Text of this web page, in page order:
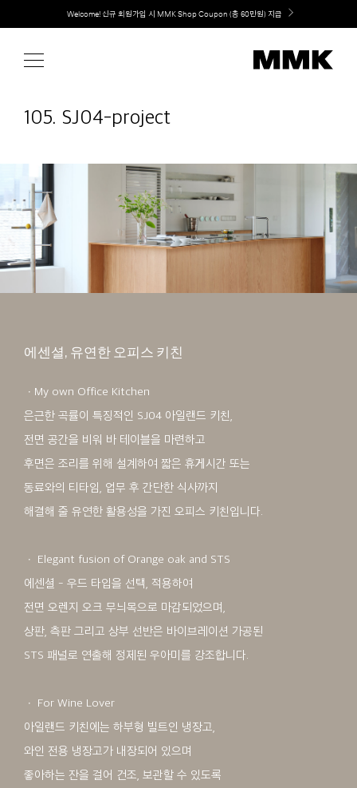
content
취향대로 완성하는 커스텀 아일랜드 키친, MMK The Island 출시
105. SJ04-project
에센셜, 유연한 오피스 키친
ㆍMy own Office Kitchen
은근한 곡률이 특징적인 SJ04 아일랜드 키친,
전면 공간을 비워 바 테이블을 마련하고
후면은 조리를 위해 설계하여 짧은 휴게시간 또는
동료와의 티타임, 업무 후 간단한 식사까지
해결해 줄 유연한 활용성을 가진 오피스 키친입니다.
ㆍ Elegant fusion of Orange oak and STS
에센셜 - 우드 타입을 선택, 적용하여
전면 오렌지 오크 무늬목으로 마감되었으며,
상판, 측판 그리고 상부 선반은 바이브레이션 가공된
STS 패널로 연출해 정제된 우아미를 강조합니다.
ㆍ For Wine Lover
아일랜드 키친에는 하부형 빌트인 냉장고,
와인 전용 냉장고가 내장되어 있으며
좋아하는 잔을 걸어 건조, 보관할 수 있도록